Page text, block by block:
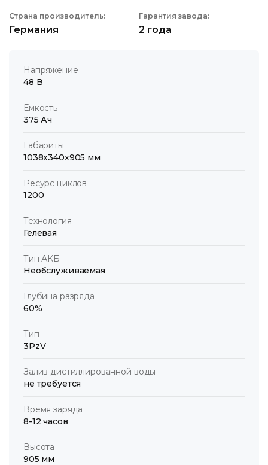
Страна производитель:
Германия
Гарантия завода:
2 года
Напряжение
48 В
Емкость
375 Ач
Габариты
1038x340x905 мм
Ресурс циклов
1200
Технология
Гелевая
Тип АКБ
Необслуживаемая
Глубина разряда
60%
Тип
3PzV
Залив дистиллированной воды
не требуется
Время заряда
8-12 часов
Высота
905 мм